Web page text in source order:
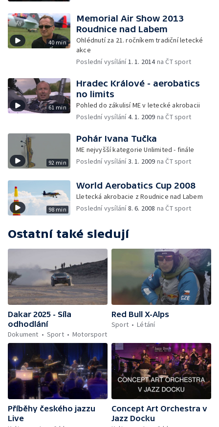
40 min
Memorial Air Show 2013
Roudnice nad Labem
Ohlédnutí za 21. ročníkem tradiční letecké
akce
Poslední vysílání1. 1. 2014na ČT sport
61 min
Hradec Králové - aerobatics
no limits
Pohled do zákulisí ME v letecké akrobacii
Poslední vysílání4. 1. 2009 na ČT sport
92 min
Pohár Ivana Tučka
ME nejvyšší kategorie Unlimited - finále
Poslední vysílání3. 1. 2009 na ČT sport
98 min
World Aerobatics Cup 2008
Lletecká akrobacie z Roudnice nad Labem
Poslední vysílání8. 6. 2008 na ČT sport
Ostatní také sledují
Dakar 2025 - Síla
odhodlání
Dokument
Sport Motorsport
Red Bull X-Alps
Sport
Létání
Příběhy českého jazzu
Live
Concept Art Orchestra v
Jazz Docku